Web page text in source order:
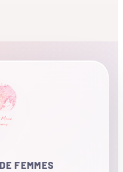
FEMMES